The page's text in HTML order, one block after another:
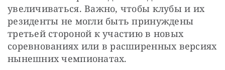
увеличиваться. Важно, чтобы клубы и их
резиденты не могли быть принуждены
третьей стороной к участию в новых
соревнованиях или в расширенных версиях
нынешних чемпионатах.